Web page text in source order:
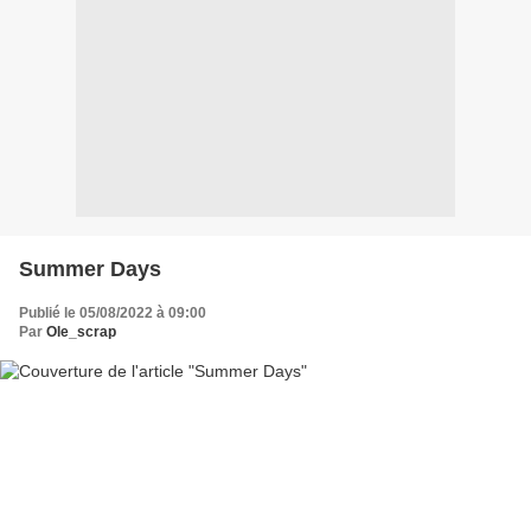
Summer Days
Publié le 05/08/2022 à 09:00
Par Ole_scrap